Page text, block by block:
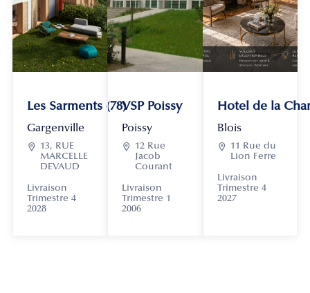
Les Sarments (78)
Gargenville
 13, RUE
MARCELLE
DEVAUD
Livraison
Trimestre 4
2028
VSP Poissy
Poissy
 12 Rue
Jacob
Courant
Livraison
Trimestre 1
2006
Hotel de la
Blois
 11 Rue du
Lion Ferre
Livraison
Trimestre 4
2027